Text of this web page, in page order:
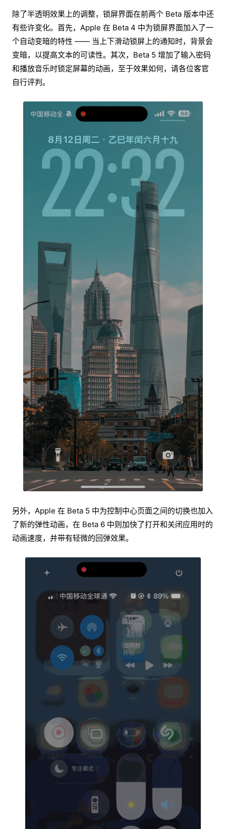
除了半透明效果上的调整，锁屏界面在前两个 Beta 版本中还
有些许变化。首先，Apple 在 Beta 4 中为锁屏界面加入了一
个自动变暗的特性 —— 当上下滑动锁屏上的通知时，背景会
变暗，以提高文本的可读性。其次，Beta 5 增加了输入密码
和播放音乐时锁定屏幕的动画，至于效果如何，请各位客官
自行评判。
另外，Apple 在 Beta 5 中为控制中心页面之间的切换也加入
了新的弹性动画，在 Beta 6 中则加快了打开和关闭应用时的
动画速度，并带有轻微的回弹效果。